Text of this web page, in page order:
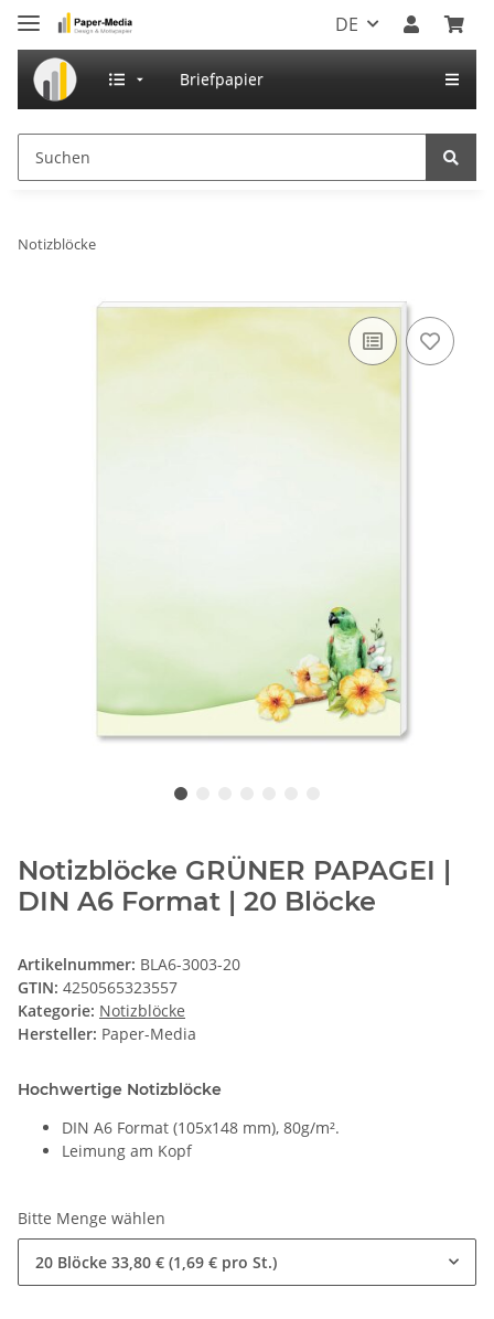
DE
Briefpapier
Notizblöcke
Notizblöcke GRÜNER PAPAGEI |
DIN A6 Format | 20 Blöcke
Artikelnummer: BLA6-3003-20
GTIN: 4250565323557
Kategorie: Notizblöcke
Hersteller: Paper-Media
Hochwertige Notizblöcke
DIN A6 Format (105x148 mm), 80g/m².
Leimung am Kopf
Bitte Menge wählen
20 Blöcke 33,80 € (1,69 € pro St.)